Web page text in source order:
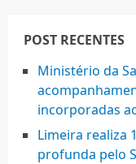
POST RECENTES
Ministério da
incorporadas
Limeira realiza
profunda pelo